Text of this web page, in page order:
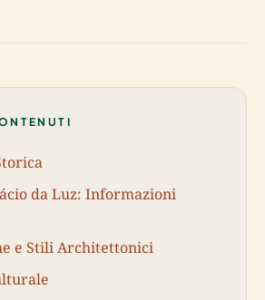
da Luz: Informazioni
e Stili Architettonici